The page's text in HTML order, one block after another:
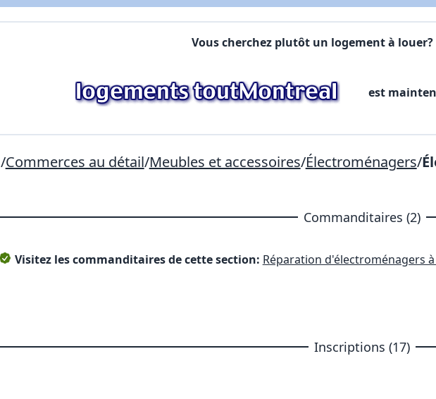
Vous cherchez plutôt un logement à
est
/Commerces au détail/Meubles et accessoires/Électroménagers/
Commanditaires (2)
Visitez les commanditaires de cette section: Réparation d'électroménagers
Inscriptions (17)
X Fermer Envoyez
Commentaires: